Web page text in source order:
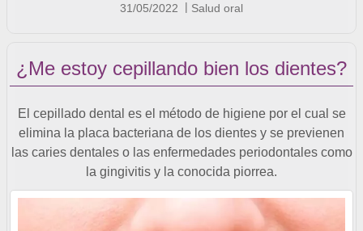
31/05/2022 Salud oral
¿Me estoy cepillando bien los dientes?
El cepillado dental es el método de higiene por el cual se
elimina la placa bacteriana de los dientes y se previenen
las caries dentales o las enfermedades periodontales como
la gingivitis y la conocida piorrea.